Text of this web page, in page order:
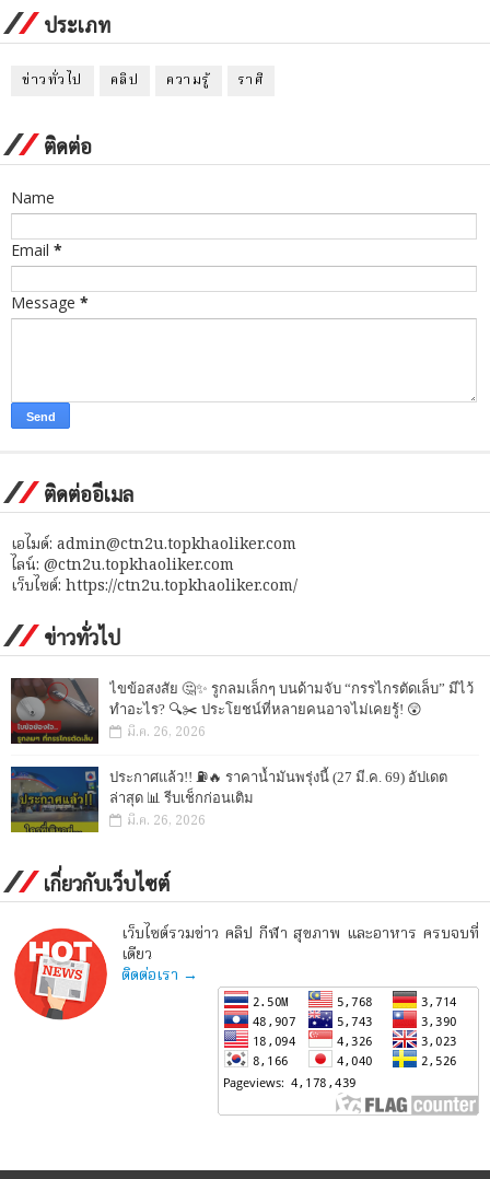
ประเภท
ข่าวทั่วไป คลิป ความรู้ ราศี
ติดต่อ
Name
Email *
Message *
ติดต่ออีเมล
เอไมด์: admin@ctn2u.topkhaoliker.com
ไลน์: @ctn2u.topkhaoliker.com
เว็บไซต์: https://ctn2u.topkhaoliker.com/
ข่าวทั่วไป
ไขข้อสงสัย 🤔✨ รูกลมเล็กๆ บนด้ามจับ “กรรไกรตัดเล็บ” มีไว้
ทำอะไร? 🔍✂️ ประโยชน์ที่หลายคนอาจไม่เคยรู้! 😲
มี.ค. 26, 2026
ประกาศแล้ว!! ⛽🔥 ราคาน้ำมันพรุ่งนี้ (27 มี.ค. 69) อัปเดต
ล่าสุด 📊 รีบเช็กก่อนเติม
มี.ค. 26, 2026
เกี่ยวกับเว็บไซต์
เว็บไซต์รวมข่าว คลิป กีฬา สุขภาพ และอาหาร ครบจบที่
เดียว
ติดต่อเรา →